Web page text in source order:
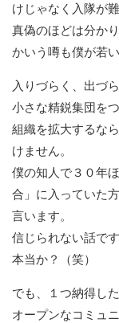
けじゃなく入隊が難
真偽のほどは分か
かいう噂も僕が若
入りづらく、出づら
小さな精鋭集団を
組織を拡大するな
けません。
僕の知人で３０年
合」に入っていた
言います。
信じられない話で
本当か？（笑）
でも、１つ納得し
オープンなコミュ